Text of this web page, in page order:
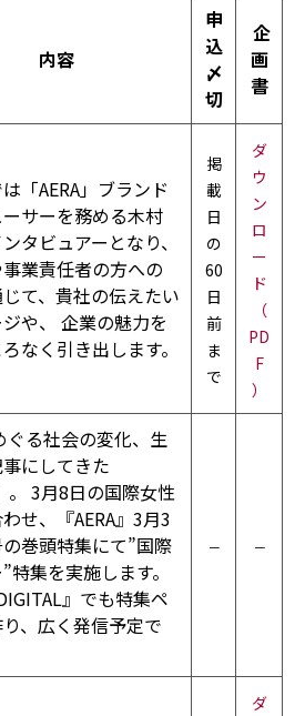
内容
申
込
〆
切
企
画
書
「AERA」ブランド
サーを務める木村
タビュアーとなり、
業責任者の方への
て、貴社の伝えたい
や、 企業の魅力を
なく引き出します。
掲
載
日
の
60
日
前
ま
で
ダ
ウ
ン
ロ
ー
ド
（
PD
F
）
ぐる社会の変化、生
にしてきた
。 3月8日の国際女性
せ、『AERA』3月3
巻頭特集にて”国際
特集を実施します。
DIGITAL』でも特集ペ
、広く発信予定で
－ －
ダ